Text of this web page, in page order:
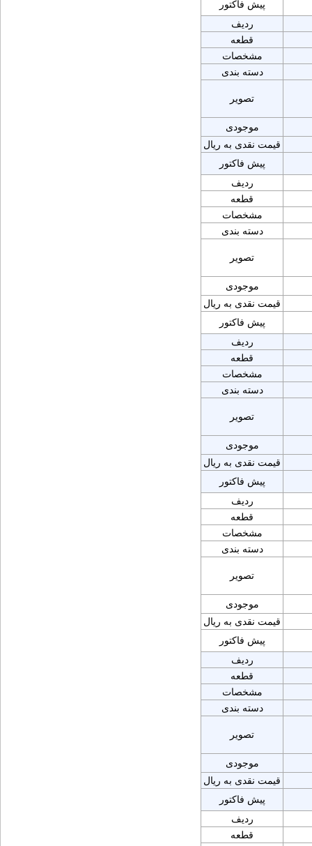
پیش فاکتور
ردیف
قطعه
مشخصات
دسته بندی
تصویر
موجودی
قیمت نقدی به ریال
پیش فاکتور
ردیف
قطعه
مشخصات
دسته بندی
تصویر
موجودی
قیمت نقدی به ریال
پیش فاکتور
ردیف
قطعه
مشخصات
دسته بندی
تصویر
موجودی
قیمت نقدی به ریال
پیش فاکتور
ردیف
قطعه
مشخصات
دسته بندی
تصویر
موجودی
قیمت نقدی به ریال
پیش فاکتور
ردیف
قطعه
مشخصات
دسته بندی
تصویر
موجودی
قیمت نقدی به ریال
پیش فاکتور
ردیف
قطعه